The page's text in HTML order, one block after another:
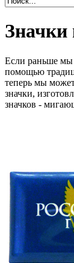
Если раньше мы
помощью
теперь мы
значки,
значков -